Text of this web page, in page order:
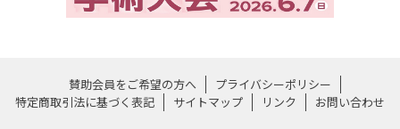
賛助会員をご希望の方へ
プライバシーポリシー
特定商取引法に基づく表記
サイトマップ リンク お問い合わせ